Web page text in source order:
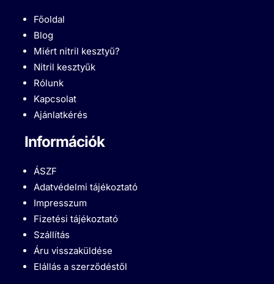
Főoldal
Blog
Miért nitril kesztyű?
Nitril kesztyűk
Rólunk
Kapcsolat
Ajánlatkérés
Információk
ÁSZF
Adatvédelmi tájékoztató
Impresszum
Fizetési tájékoztató
Szállítás
Áru visszaküldése
Elállás a szerződéstől